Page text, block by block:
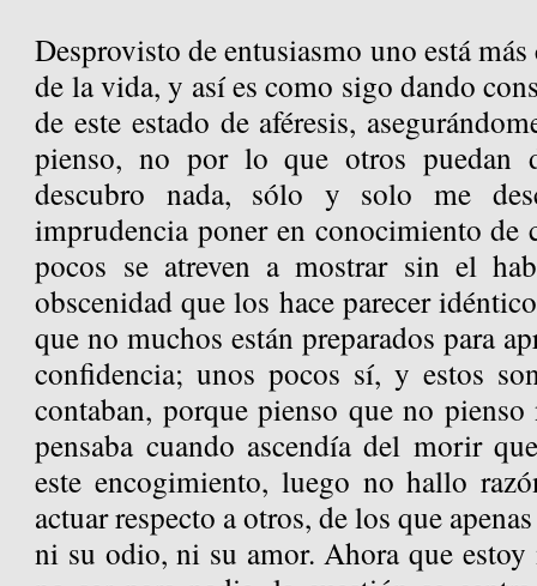
Desprovisto de entusiasmo uno está
de la vida, y así es como sigo dando
de este estado de aféresis,
pienso, no por lo que otros puedan
descubro nada, sólo y solo me
imprudencia poner en conocimiento de
pocos se atreven a mostrar sin el
obscenidad que los hace parecer
que no muchos están preparados para
confidencia; unos pocos sí, y estos
contaban, porque pienso que no
pensaba cuando ascendía del morir
este encogimiento, luego no hallo
actuar respecto a otros, de los que
ni su odio, ni su amor. Ahora que estoy